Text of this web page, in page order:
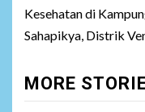
Kesehatan di
Sahapikya, Distrik
MORE